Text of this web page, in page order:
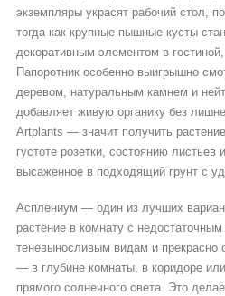
экземпляры украсят рабочий стол,
тогда как крупные пышные кусты
декоративным элементом в
Папоротник особенно выигрышно
деревом, натуральным камнем и
добавляет живую органику без
Artplants — значит получить
густоте розетки, состоянию листьев
высаженное в подходящий грунт с
Асплениум — один из лучших
растение в комнату с
теневыносливым видам и прекрасно
— в глубине комнаты, в коридоре
прямого солнечного света. Это